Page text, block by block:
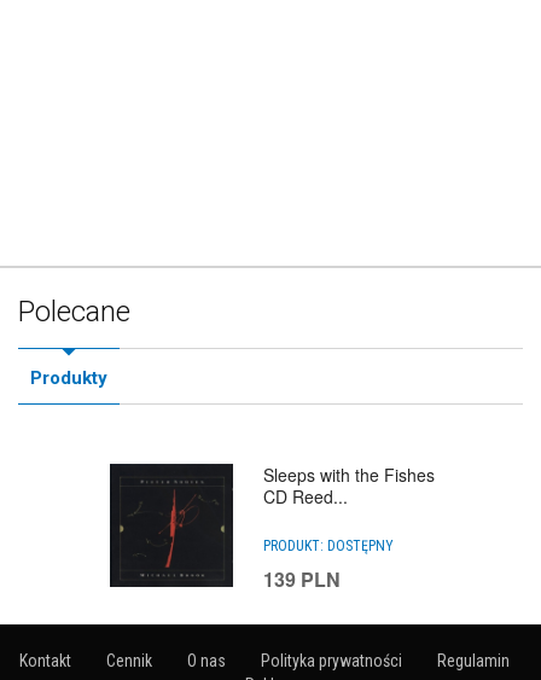
Polecane
Produkty
Sleeps with the Fishes
CD Reed...
PRODUKT: DOSTĘPNY
139 PLN
Kontakt Cennik O nas Polityka prywatności
Regulamin